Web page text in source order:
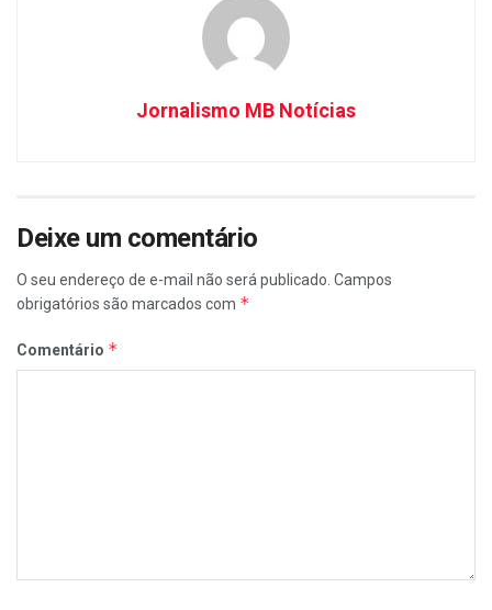
Jornalismo MB Notícias
Deixe um comentário
O seu endereço de e-mail não será publicado. Campos
obrigatórios são marcados com *
Comentário *